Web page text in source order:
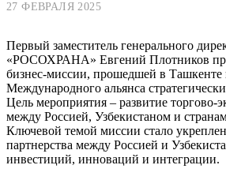
27 ФЕВРАЛЯ 2025
Первый заместитель генерального
«РОСОХРАНА» Евгений Плотников
бизнес-миссии, прошедшей в Ташкенте
Международного альянса
Цель мероприятия – развитие торгово-
между Россией, Узбекистаном и
Ключевой темой миссии стало
партнерства между Россией и
инвестиций, инноваций и интеграции.